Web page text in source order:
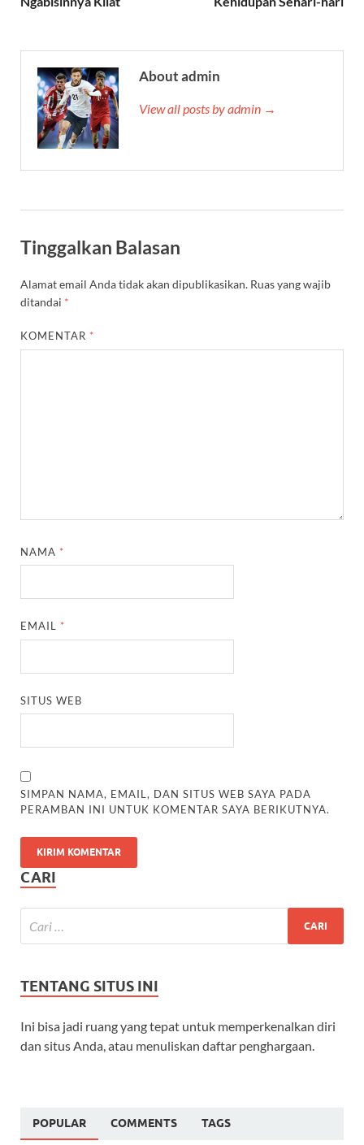
About admin
View all posts by admin →
Tinggalkan Balasan
Alamat email Anda tidak akan dipublikasikan. Ruas yang wajib
ditandai *
KOMENTAR *
NAMA *
EMAIL *
SITUS WEB
SIMPAN NAMA, EMAIL, DAN SITUS WEB SAYA PADA
PERAMBAN INI UNTUK KOMENTAR SAYA BERIKUTNYA.
CARI
TENTANG SITUS INI
Ini bisa jadi ruang yang tepat untuk memperkenalkan diri
dan situs Anda, atau menuliskan daftar penghargaan.
POPULAR COMMENTS TAGS